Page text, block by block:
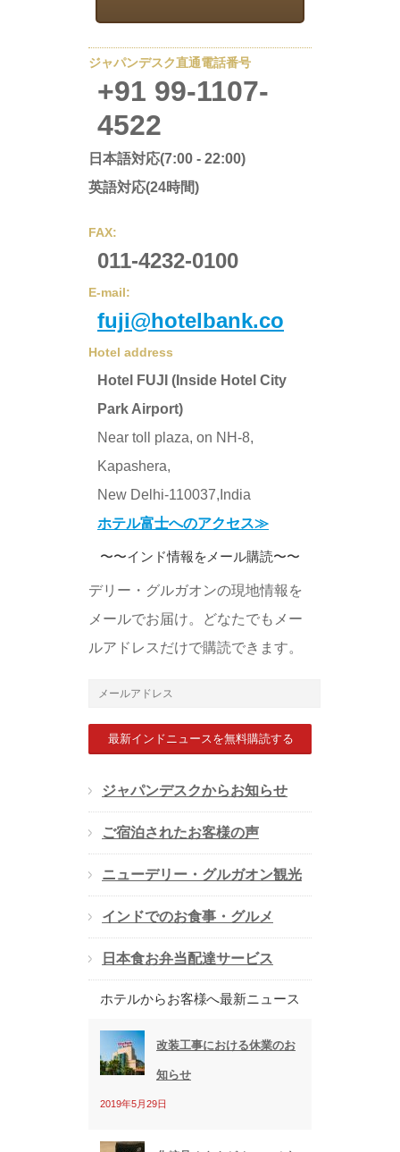
ジャパンデスク直通電話番号
+91 99-1107-
4522
日本語対応(7:00 - 22:00)
英語対応(24時間)
FAX:
011-4232-0100
E-mail:
fuji@hotelbank.co
Hotel address
Hotel FUJI (Inside Hotel City
Park Airport)
Near toll plaza, on NH-8,
Kapashera,
New Delhi-110037,India
ホテル富士へのアクセス≫
〜〜インド情報をメール購読〜〜
デリー・グルガオンの現地情報を
メールでお届け。どなたでもメー
ルアドレスだけで購読できます。
メ
ー
ル
レ
ジャパンデスクからお知らせ
ご宿泊されたお客様の声
ニューデリー・グルガオン観光
インドでのお食事・グルメ
日本食お弁当配達サービス
ホテルからお客様へ最新ニュース
改装工事における休業のお
知らせ
2019年5月29日